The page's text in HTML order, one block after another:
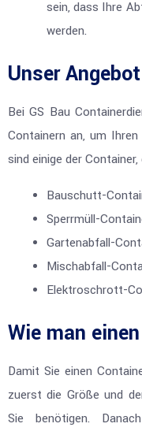
sein, dass Ihre
werden.
Unser
Bei GS Bau
Containern an, um
sind einige der
Bauschutt-
Sperrmüll-
Gartenabfall-
Mischabfall-
Elektroschrott-
Wie man
Damit Sie einen
zuerst die Größe und
Sie benötigen.